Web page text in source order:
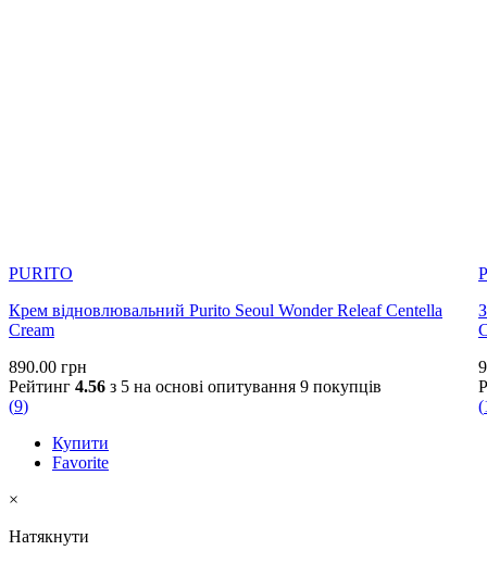
PURITO
Крем відновлювальний Purito Seoul Wonder Releaf Centella
Cream
890.00 грн
Рейтинг 4.56 з 5 на основі опитування 9 покупців
(9)
Купити
Favorite
(
×
Натякнути